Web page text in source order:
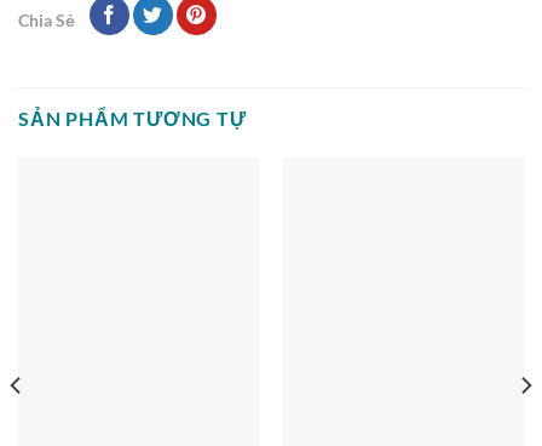
Chia Sẻ
SẢN PHẨM TƯƠNG TỰ